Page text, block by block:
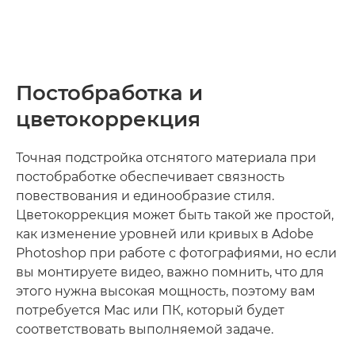
Постобработка и
цветокоррекция
Точная подстройка отснятого материала при
постобработке обеспечивает связность
повествования и единообразие стиля.
Цветокоррекция может быть такой же простой,
как изменение уровней или кривых в Adobe
Photoshop при работе с фотографиями, но если
вы монтируете видео, важно помнить, что для
этого нужна высокая мощность, поэтому вам
потребуется Mac или ПК, который будет
соответствовать выполняемой задаче.